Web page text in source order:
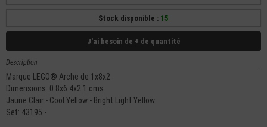
Stock disponible : 15
J'ai besoin de + de quantité
Description
Marque LEGO® Arche de 1x8x2
Dimensions: 0.8x6.4x2.1 cms
Jaune Clair - Cool Yellow - Bright Light Yellow
Set: 43195 -